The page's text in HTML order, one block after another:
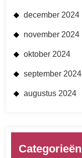
december 2024
november 2024
oktober 2024
september 2024
augustus 2024
Categorieën